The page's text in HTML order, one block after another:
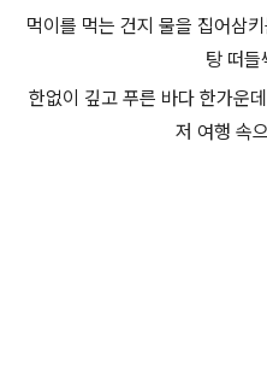
먹이를 먹는 건지 물을 집어삼
탕 떠들
한없이 깊고 푸른 바다 한가운
저 여행 속